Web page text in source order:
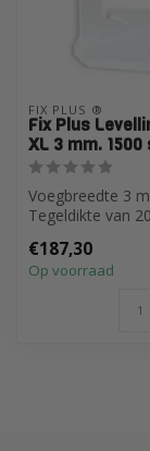
FIX PLUS ®
Fix Plus
XL 3 mm. 1500
Voegbreedte 3
Tegeldikte van
€187,30
Op voorraad